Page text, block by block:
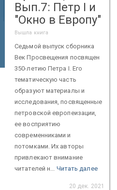
Вып.7: Петр I и
"Окно в Европу"
Вышла книга
Седьмой выпуск сборника
Век Просвещения посвящен
350-летию Петра I. Его
тематическую часть
образуют материалы и
исследования, посвященные
петровской европеизации,
ее восприятию
современниками и
потомками. Их авторы
привлекают внимание
читателей н... Читать далее
20 дек. 2021